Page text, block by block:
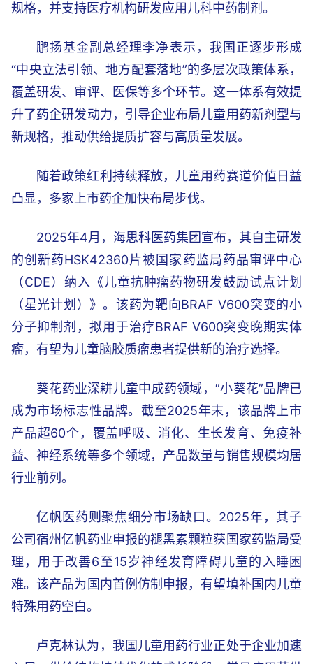
规格，并支持医疗机构研发应用儿科中药制剂。
鹏扬基金副总经理李净表示，我国正逐步形成
“中央立法引领、地方配套落地”的多层次政策体系，
覆盖研发、审评、医保等多个环节。这一体系有效提
升了药企研发动力，引导企业布局儿童用药新剂型与
新规格，推动供给提质扩容与高质量发展。
随着政策红利持续释放，儿童用药赛道价值日益
凸显，多家上市药企加快布局步伐。
2025年4月，海思科医药集团宣布，其自主研发
的创新药HSK42360片被国家药监局药品审评中心
（CDE）纳入《儿童抗肿瘤药物研发鼓励试点计划
（星光计划）》。该药为靶向BRAF V600突变的小
分子抑制剂，拟用于治疗BRAF V600突变晚期实体
瘤，有望为儿童脑胶质瘤患者提供新的治疗选择。
葵花药业深耕儿童中成药领域，“小葵花”品牌已
成为市场标志性品牌。截至2025年末，该品牌上市
产品超60个，覆盖呼吸、消化、生长发育、免疫补
益、神经系统等多个领域，产品数量与销售规模均居
行业前列。
亿帆医药则聚焦细分市场缺口。2025年，其子
公司宿州亿帆药业申报的褪黑素颗粒获国家药监局受
理，用于改善6至15岁神经发育障碍儿童的入睡困
难。该产品为国内首例仿制申报，有望填补国内儿童
特殊用药空白。
卢克林认为，我国儿童用药行业正处于企业加速